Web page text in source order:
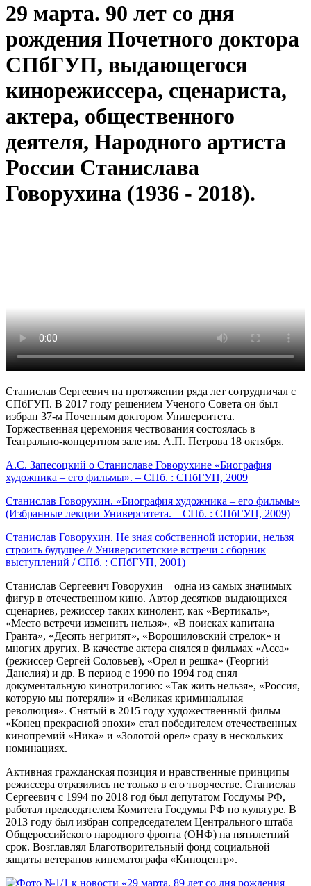
29 марта. 90 лет со дня
рождения Почетного доктора
СПбГУП, выдающегося
кинорежиссера, сценариста,
актера, общественного
деятеля, Народного артиста
России Станислава
Говорухина (1936 - 2018).
Станислав Сергеевич на протяжении ряда лет сотрудничал с
СПбГУП. В 2017 году решением Ученого Совета он был
избран 37-м Почетным доктором Университета.
Торжественная церемония чествования состоялась в
Театрально-концертном зале им. А.П. Петрова 18 октября.
А.С. Запесоцкий о Станиславе Говорухине «Биография
художника – его фильмы». – СПб. : СПбГУП, 2009
Станислав Говорухин. «Биография художника – его фильмы»
(Избранные лекции Университета. – СПб. : СПбГУП, 2009)
Станислав Говорухин. Не зная собственной истории, нельзя
строить будущее // Университетские встречи : сборник
выступлений / СПб. : СПбГУП, 2001)
Станислав Сергеевич Говорухин – одна из самых значимых
фигур в отечественном кино. Автор десятков выдающихся
сценариев, режиссер таких кинолент, как «Вертикаль»,
«Место встречи изменить нельзя», «В поисках капитана
Гранта», «Десять негритят», «Ворошиловский стрелок» и
многих других. В качестве актера снялся в фильмах «Асса»
(режиссер Сергей Соловьев), «Орел и решка» (Георгий
Данелия) и др. В период с 1990 по 1994 год снял
документальную кинотрилогию: «Так жить нельзя», «Россия,
которую мы потеряли» и «Великая криминальная
революция». Снятый в 2015 году художественный фильм
«Конец прекрасной эпохи» стал победителем отечественных
кинопремий «Ника» и «Золотой орел» сразу в нескольких
номинациях.
Активная гражданская позиция и нравственные принципы
режиссера отразились не только в его творчестве. Станислав
Сергеевич с 1994 по 2018 год был депутатом Госдумы РФ,
работал председателем Комитета Госдумы РФ по культуре. В
2013 году был избран сопредседателем Центрального штаба
Общероссийского народного фронта (ОНФ) на пятилетний
срок. Возглавлял Благотворительный фонд социальной
защиты ветеранов кинематографа «Киноцентр».